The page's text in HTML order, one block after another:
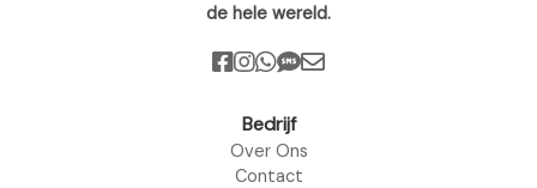
de hele wereld.
Bedrijf
Over Ons
Contact